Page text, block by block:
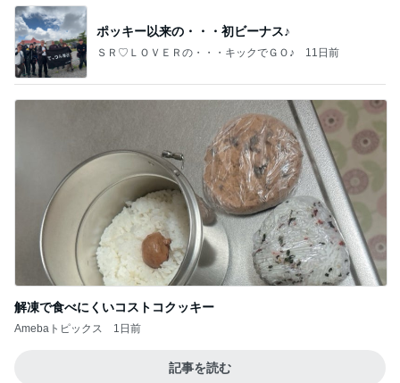
ポッキー以来の・・・初ビーナス♪
ＳＲ♡ＬＯＶＥＲの・・・キックでＧＯ♪ 11日前
解凍で食べにくいコストコクッキー
Amebaトピックス 1日前
記事を読む